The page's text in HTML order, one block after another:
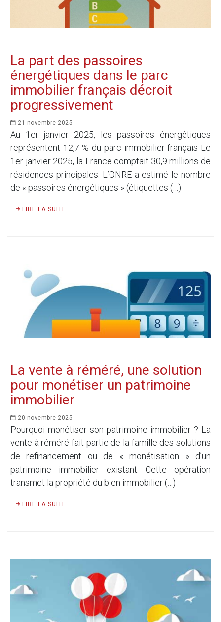
La part des passoires
énergétiques dans le parc
immobilier français décroit
progressivement
21 novembre 2025
Au 1er janvier 2025, les passoires énergétiques
représentent 12,7 % du parc immobilier français Le
1er janvier 2025, la France comptait 30,9 millions de
résidences principales. L’ONRE a estimé le nombre
de « passoires énergétiques » (étiquettes (…)
LIRE LA SUITE ...
La vente à réméré, une solution
pour monétiser un patrimoine
immobilier
20 novembre 2025
Pourquoi monétiser son patrimoine immobilier ? La
vente à réméré fait partie de la famille des solutions
de refinancement ou de « monétisation » d’un
patrimoine immobilier existant. Cette opération
transmet la propriété du bien immobilier (…)
LIRE LA SUITE ...